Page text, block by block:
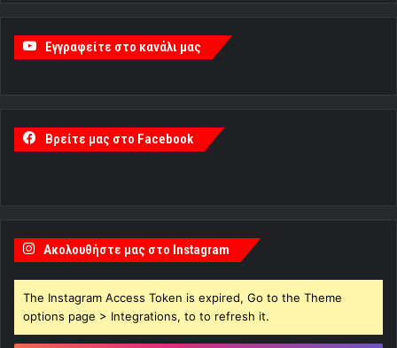
Εγγραφείτε στο κανάλι μας
Βρείτε μας στο Facebook
Ακολουθήστε μας στο Instagram
The Instagram Access Token is expired, Go to the Theme
options page > Integrations, to to refresh it.